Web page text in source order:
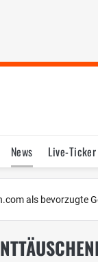
News Live-Ticker
Bilder Termine
als bevorzugte